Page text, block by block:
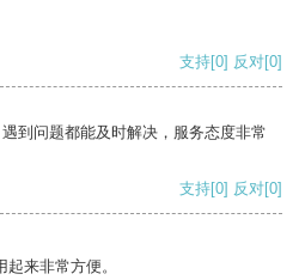
支持[0] 反对[0]
到问题都能及时解决，服务态度非常
支持[0] 反对[0]
来非常方便。